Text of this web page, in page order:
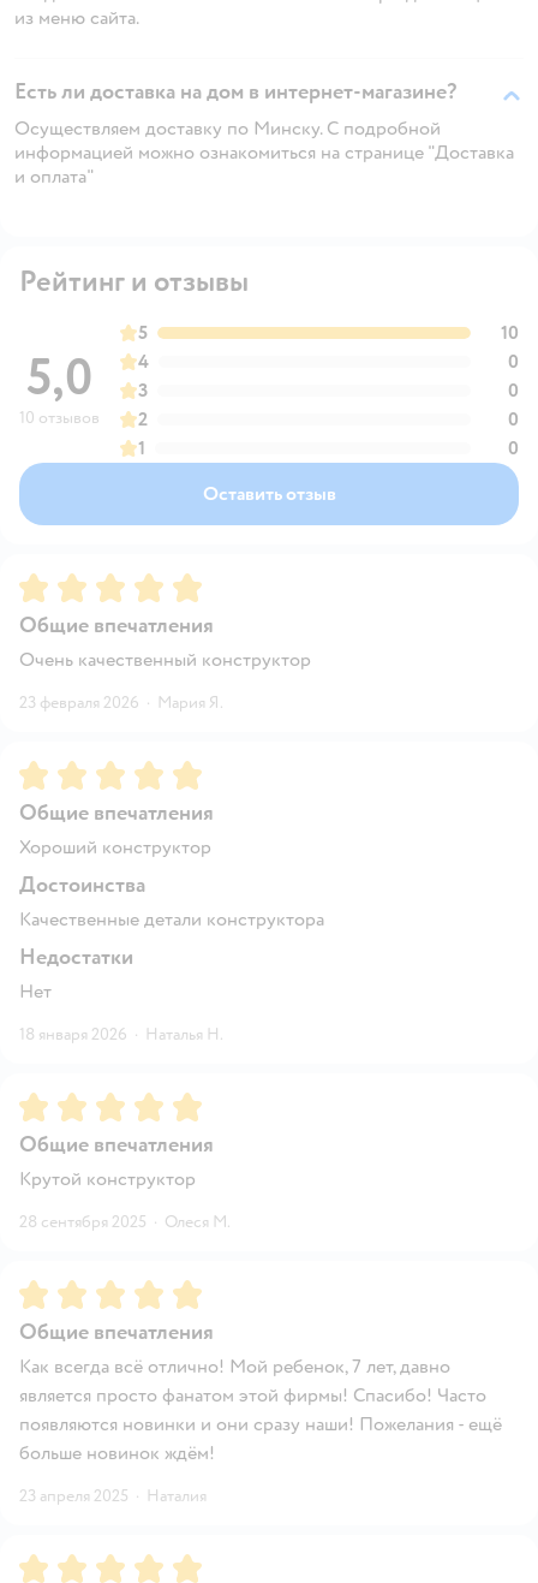
из меню сайта.
Есть ли доставка на дом в интернет-магазине?
Осуществляем доставку по Минску. С подробной
информацией можно ознакомиться на странице "Доставка
и оплата"
Рейтинг и отзывы
5,0
10 отзывов
5
10
4
0
3
0
2
0
1
0
Оставить отзыв
Рейтинг:5
Общие впечатления
Очень качественный конструктор
23 февраля 2026 · Мария Я.
Рейтинг:5
Общие впечатления
Хороший конструктор
Достоинства
Качественные детали конструктора
Недостатки
Нет
18 января 2026 · Наталья Н.
Рейтинг:5
Общие впечатления
Крутой конструктор
28 сентября 2025 · Олеся М.
Рейтинг:5
Общие впечатления
Как всегда всё отлично! Мой ребенок, 7 лет, давно
является просто фанатом этой фирмы! Спасибо! Часто
появляются новинки и они сразу наши! Пожелания - ещё
больше новинок ждём!
23 апреля 2025 · Наталия
Рейтинг:5